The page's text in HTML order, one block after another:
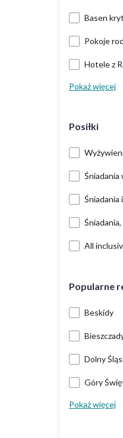
Basen
Pokoje
Hotele z
Pokaż więcej
Posiłki
Śniadania
Śniadania
All
Popularne
Beskidy
Dolny
Góry
Pokaż więcej